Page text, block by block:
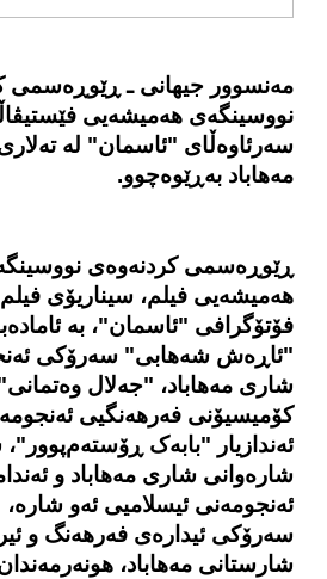
مه‌نسوور جیهانی ـ ڕێوڕەسمی
نووسینگه‌ی هەمیشەیی
سه‌رئاوه‌ڵای "ئاسمان" لە
مەهاباد بەڕێوەچوو.
ڕێوڕەسمی کردنەوەی
هەمیشەیی فیلم، سیناریۆی
فۆتۆگرافی "ئاسمان"، بە
"ئاڕەش شەهابی" سه‌رۆکی
شاری مەهاباد، "جەلال
کۆمیسیۆنی فەرهەنگیی
ئەندازیار "بابەک
شارەوانی شاری مەهاباد و
ئەنجومەنی ئیسلامیی ئەو
سه‌رۆکی ئیداره‌ی فه‌رهه‌نگ و
شارستانی مه‌هاباد،